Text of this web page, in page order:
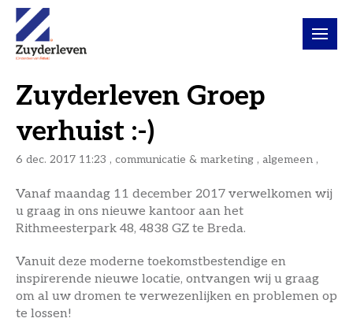
Zuyderleven Groep
verhuist :-)
6 dec. 2017 11:23 , communicatie & marketing , algemeen ,
Vanaf maandag 11 december 2017 verwelkomen wij
u graag in ons nieuwe kantoor aan het
Rithmeesterpark 48, 4838 GZ te Breda.
Vanuit deze moderne toekomstbestendige en
inspirerende nieuwe locatie, ontvangen wij u graag
om al uw dromen te verwezenlijken en problemen op
te lossen!